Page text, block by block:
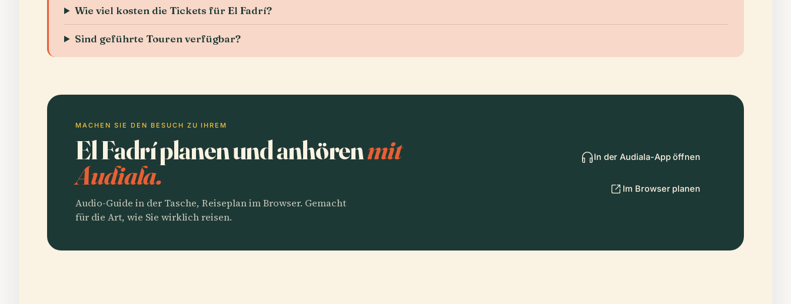
Wie viel kosten die Tickets für El Fadrí?
Sind geführte Touren verfügbar?
MACHEN SIE DEN BESUCH ZU IHREM
El Fadrí planen und anhörenmit
Audiala.
Audio-Guide in der Tasche, Reiseplan im Browser. Gemacht
für die Art, wie Sie wirklich reisen.
In der Audiala-App öffnen
Im Browser planen